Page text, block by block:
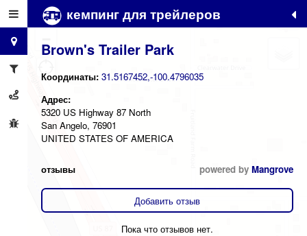
кемпинг для трейлеров
Brown's Trailer Park
Координаты: 31.5167452,-100.4796035
Адрес:
5320 US Highway 87 North
San Angelo, 76901
UNITED STATES OF AMERICA
отзывы powered by Mangrove
Добавить отзыв
Пока что отзывов нет.
+